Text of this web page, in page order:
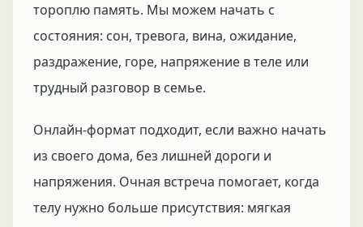
тороплю память. Мы можем начать с
состояния: сон, тревога, вина, ожидание,
раздражение, горе, напряжение в теле или
трудный разговор в семье.
Онлайн-формат подходит, если важно начать
из своего дома, без лишней дороги и
напряжения. Очная встреча помогает, когда
телу нужно больше присутствия: мягкая